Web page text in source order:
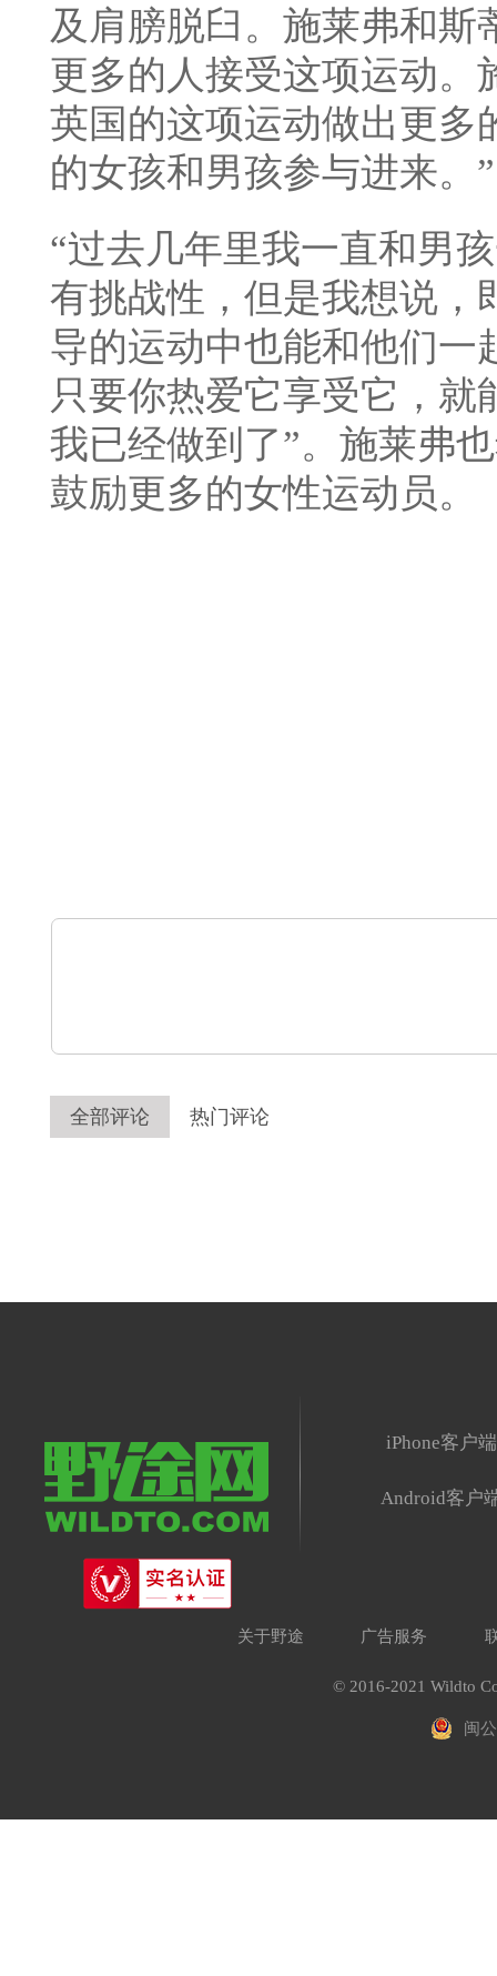
及肩膀脱臼。施莱弗和
更多的人接受这项运动。
英国的这项运动做出更多
的女孩和男孩参与进来。”
“过去几年里我一直和男
有挑战性，但是我想说，
导的运动中也能和他们一
只要你热爱它享受它，
我已经做到了”。 施莱弗
鼓励更多的女性运动员。
全部评论 热门评论
iPhone客户端
Android客户
关于野途 广告服务
© 2016-2021 Wildto
闽